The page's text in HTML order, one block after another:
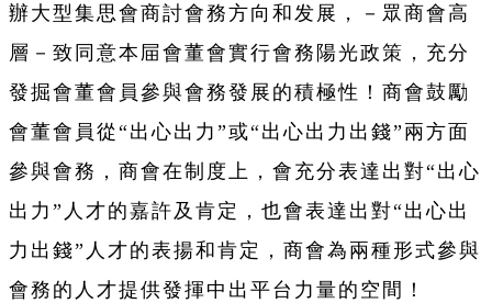
辦大型集思會商討會務方向和发展，－眾商會高
層－致同意本屇會董會實行會務陽光政策，充分
發掘會董會員參與會務發展的積極性！商會鼓勵
會董會員從“出心出力”或“出心出力出錢”兩方面
參與會務，商會在制度上，會充分表達出對“出心
出力”人才的嘉許及肯定，也會表達出對“出心出
力出錢”人才的表揚和肯定，商會為兩種形式參與
會務的人才提供發揮中出平台力量的空間！